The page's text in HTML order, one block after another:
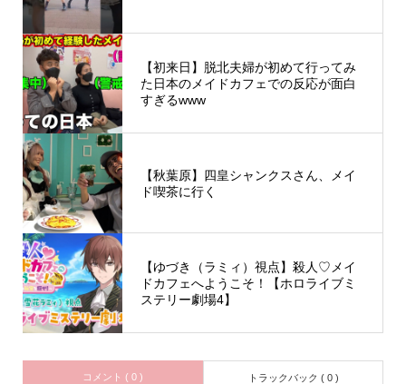
【初来日】脱北夫婦が初めて行ってみ
た日本のメイドカフェでの反応が面白
すぎるwww
【秋葉原】四皇シャンクスさん、メイ
ド喫茶に行く
【ゆづき（ラミィ）視点】殺人♡メイ
ドカフェへようこそ！【ホロライブミ
ステリー劇場4】
コメント ( 0 ) トラックバック ( 0 )